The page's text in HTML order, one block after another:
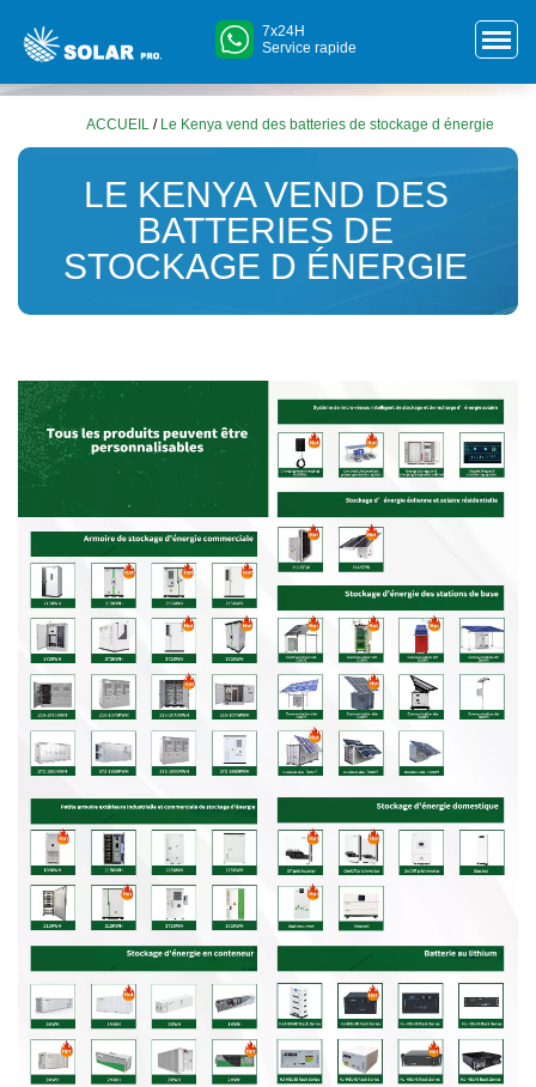
7x24H
Service rapide
ACCUEIL / Le Kenya vend des batteries de stockage d énergie
LE KENYA VEND DES
BATTERIES DE
STOCKAGE D ÉNERGIE